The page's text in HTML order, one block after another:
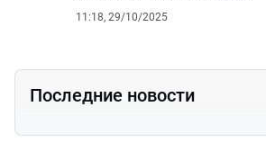
11:18, 29/10/2025
Последние новости